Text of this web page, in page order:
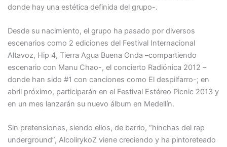
donde hay una estética definida del grupo-.
Desde su nacimiento, el grupo ha pasado por diversos
escenarios como 2 ediciones del Festival Internacional
Altavoz, Hip 4, Tierra Agua Buena Onda –compartiendo
escenario con Manu Chao-, el concierto Radiónica 2012 –
donde han sido #1 con canciones como El despilfarro-; en
abril próximo, participarán en el Festival Estéreo Picnic 2013 y
en un mes lanzarán su nuevo álbum en Medellín.
Sin pretensiones, siendo ellos, de barrio, “hinchas del rap
underground”, AlcolirykoZ viene creciendo y ha pintoreteado